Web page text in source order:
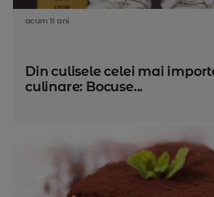
acum 11 ani
Din culisele celei mai
culinare: Bocuse...